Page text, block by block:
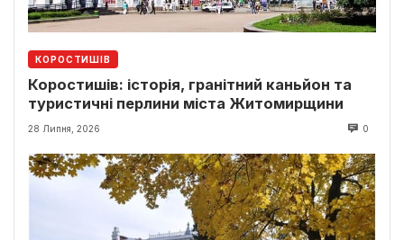
КОРОСТИШІВ
Коростишів: історія, гранітний каньйон та
туристичні перлини міста Житомирщини
28 Липня, 2026 0